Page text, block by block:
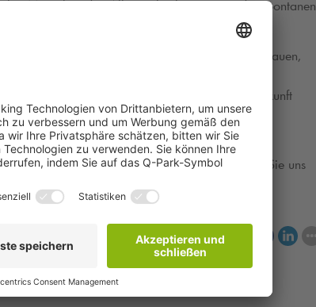
Menschen den Alltag erleichtern – von der spontanen
arbeiten daran, unser Angebot weiter auszubauen,
unserer Kunden noch einfacher zu gestalten.
Schritt in eine nachhaltige und vernetzte Zukunft
Kunden und Kollegen eine besinnliche
Jahr und ein erfolgreiches Jahr 2025. Lassen Sie uns
Artikel teilen